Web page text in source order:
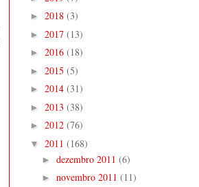
► 2018 (3)
► 2017 (13)
► 2016 (18)
► 2015 (5)
► 2014 (31)
► 2013 (38)
► 2012 (76)
▼ 2011 (168)
► dezembro 2011 (6)
► novembro 2011 (11)